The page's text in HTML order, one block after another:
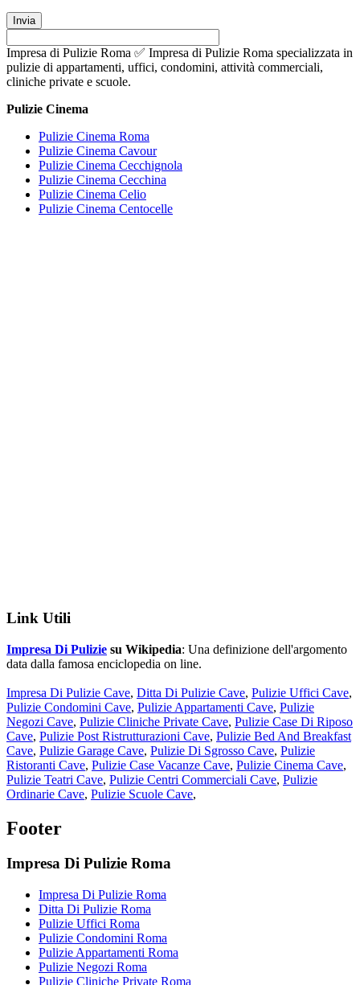
Impresa di Pulizie Roma ✅ Impresa di Pulizie Roma specializzata in
pulizie di appartamenti, uffici, condomini, attività commerciali,
cliniche private e scuole.
Pulizie Cinema
Pulizie Cinema Roma
Pulizie Cinema Cavour
Pulizie Cinema Cecchignola
Pulizie Cinema Cecchina
Pulizie Cinema Celio
Pulizie Cinema Centocelle
Link Utili
Impresa Di Pulizie su Wikipedia: Una definizione dell'argomento
data dalla famosa enciclopedia on line.
Impresa Di Pulizie Cave, Ditta Di Pulizie Cave, Pulizie Uffici Cave,
Pulizie Condomini Cave, Pulizie Appartamenti Cave, Pulizie
Negozi Cave, Pulizie Cliniche Private Cave, Pulizie Case Di Riposo
Cave, Pulizie Post Ristrutturazioni Cave, Pulizie Bed And Breakfast
Cave, Pulizie Garage Cave, Pulizie Di Sgrosso Cave, Pulizie
Ristoranti Cave, Pulizie Case Vacanze Cave, Pulizie Cinema Cave,
Pulizie Teatri Cave, Pulizie Centri Commerciali Cave, Pulizie
Ordinarie Cave, Pulizie Scuole Cave,
Footer
Impresa Di Pulizie Roma
Impresa Di Pulizie Roma
Ditta Di Pulizie Roma
Pulizie Uffici Roma
Pulizie Condomini Roma
Pulizie Appartamenti Roma
Pulizie Negozi Roma
Pulizie Cliniche Private Roma